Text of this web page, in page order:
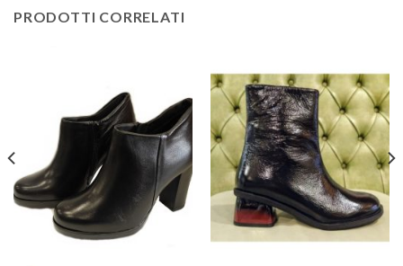
PRODOTTI CORRELATI